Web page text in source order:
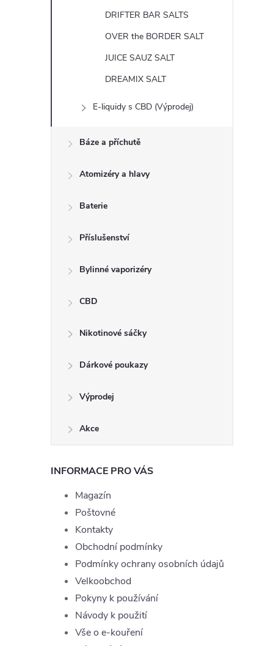
DRIFTER BAR SALTS
OVER the BORDER SALT
JUICE SAUZ SALT
DREAMIX SALT
E-liquidy s CBD (Výprodej)
Báze a příchutě
Atomizéry a hlavy
Baterie
Příslušenství
Bylinné vaporizéry
CBD
Nikotinové sáčky
Dárkové poukazy
Výprodej
Akce
INFORMACE PRO VÁS
Magazín
Poštovné
Kontakty
Obchodní podmínky
Podmínky ochrany osobních údajů
Velkoobchod
Pokyny k používání
Návody k použití
Vše o e-kouření
Liquid TOP Joyetech Peach
10ml - 6mg
199 Kč